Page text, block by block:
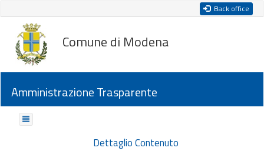
Back office
Comune di Modena
Amministrazione Trasparente
Dettaglio Contenuto